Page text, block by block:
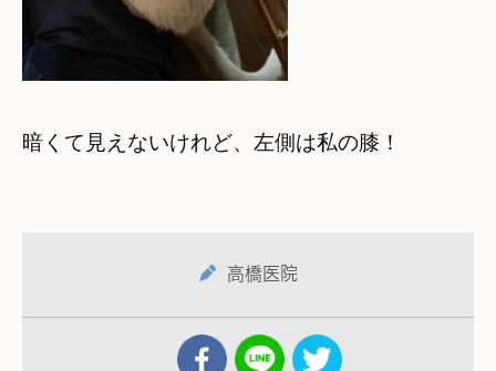
暗くて見えないけれど、左側は私の膝！
高橋医院